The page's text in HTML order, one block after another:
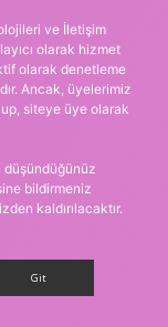
ve İletişim
olarak hizmet
olarak denetleme
Ancak, üyelerimiz
siteye üye olarak
düşündüğünüz
bildirmeniz
kaldırılacaktır.